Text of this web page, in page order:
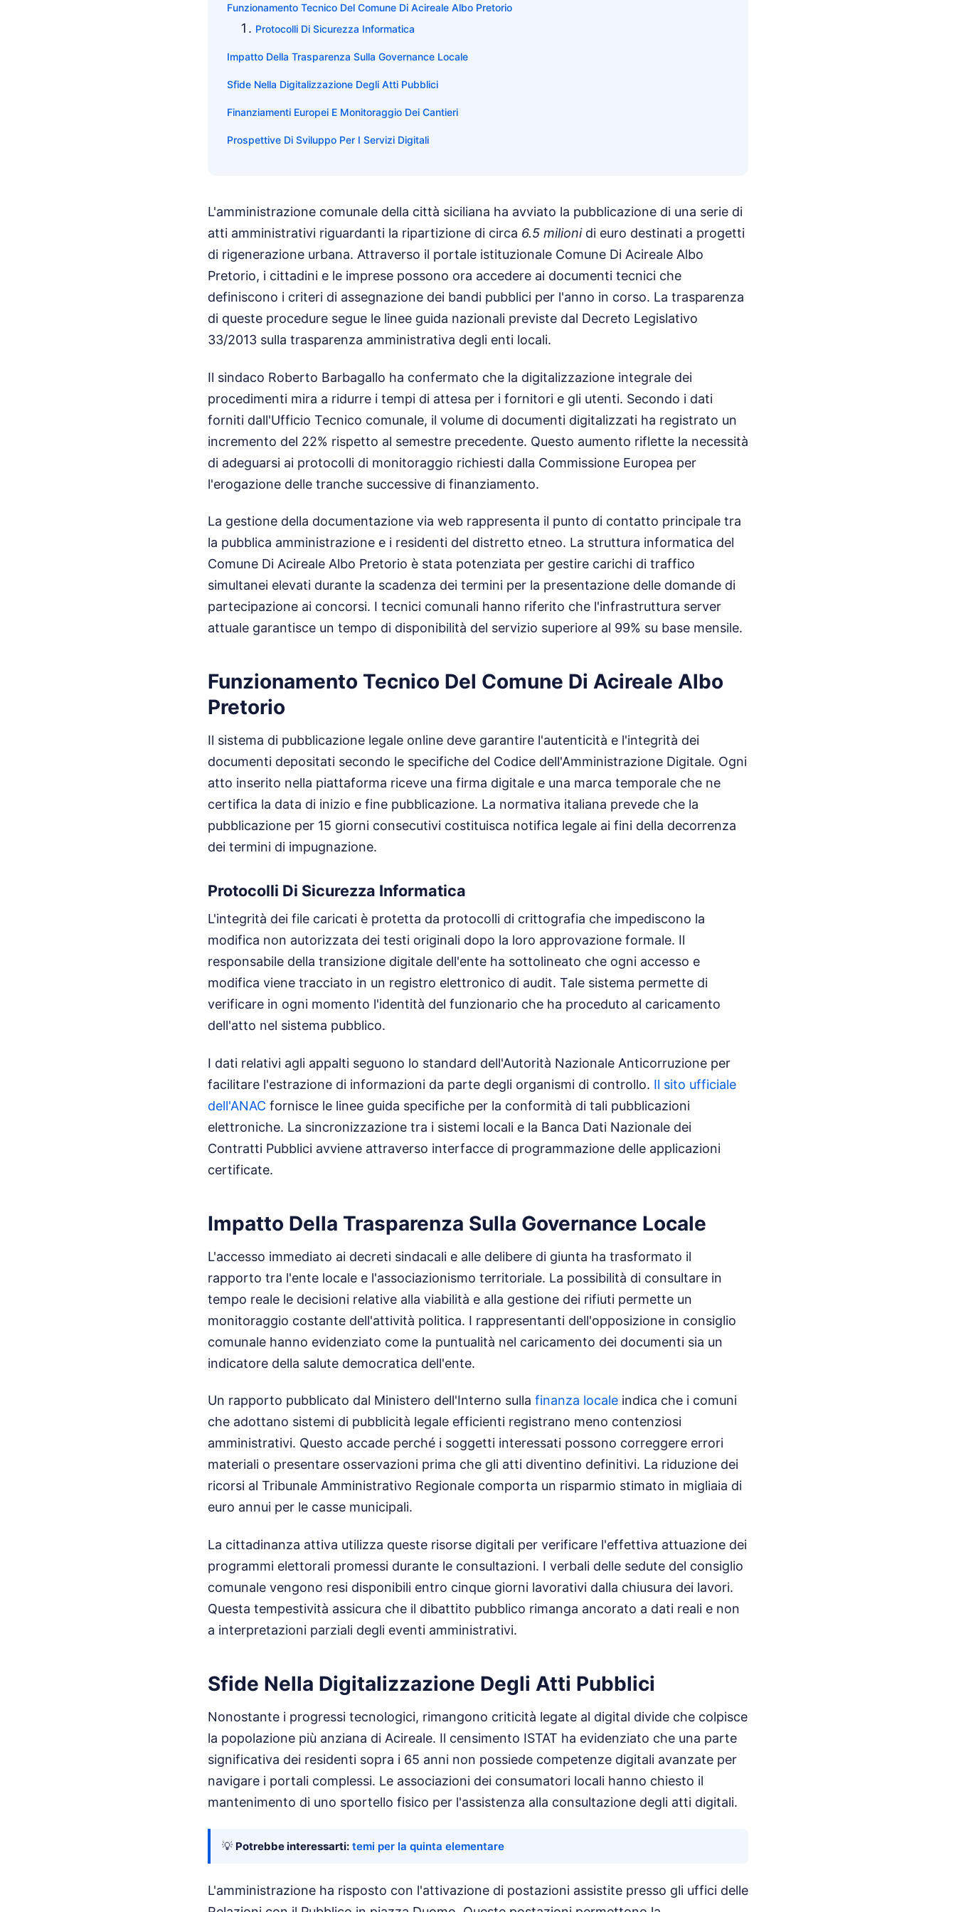
Funzionamento Tecnico Del Comune Di Acireale Albo Pretorio
Protocolli Di Sicurezza Informatica
Impatto Della Trasparenza Sulla Governance Locale
Sfide Nella Digitalizzazione Degli Atti Pubblici
Finanziamenti Europei E Monitoraggio Dei Cantieri
Prospettive Di Sviluppo Per I Servizi Digitali
L'amministrazione comunale della città siciliana ha avviato la pubblicazione di una serie di
atti amministrativi riguardanti la ripartizione di circa 6.5 milionidi euro destinati a progetti
di rigenerazione urbana. Attraverso il portale istituzionale Comune Di Acireale Albo
Pretorio, i cittadini e le imprese possono ora accedere ai documenti tecnici che
definiscono i criteri di assegnazione dei bandi pubblici per l'anno in corso. La trasparenza
di queste procedure segue le linee guida nazionali previste dal Decreto Legislativo
33/2013 sulla trasparenza amministrativa degli enti locali.
Il sindaco Roberto Barbagallo ha confermato che la digitalizzazione integrale dei
procedimenti mira a ridurre i tempi di attesa per i fornitori e gli utenti. Secondo i dati
forniti dall'Ufficio Tecnico comunale, il volume di documenti digitalizzati ha registrato un
incremento del 22% rispetto al semestre precedente. Questo aumento riflette la necessità
di adeguarsi ai protocolli di monitoraggio richiesti dalla Commissione Europea per
l'erogazione delle tranche successive di finanziamento.
La gestione della documentazione via web rappresenta il punto di contatto principale tra
la pubblica amministrazione e i residenti del distretto etneo. La struttura informatica del
Comune Di Acireale Albo Pretorio è stata potenziata per gestire carichi di traffico
simultanei elevati durante la scadenza dei termini per la presentazione delle domande di
partecipazione ai concorsi. I tecnici comunali hanno riferito che l'infrastruttura server
attuale garantisce un tempo di disponibilità del servizio superiore al 99% su base mensile.
Funzionamento Tecnico Del Comune Di Acireale Albo
Pretorio
Il sistema di pubblicazione legale online deve garantire l'autenticità e l'integrità dei
documenti depositati secondo le specifiche del Codice dell'Amministrazione Digitale. Ogni
atto inserito nella piattaforma riceve una firma digitale e una marca temporale che ne
certifica la data di inizio e fine pubblicazione. La normativa italiana prevede che la
pubblicazione per 15 giorni consecutivi costituisca notifica legale ai fini della decorrenza
dei termini di impugnazione.
Protocolli Di Sicurezza Informatica
L'integrità dei file caricati è protetta da protocolli di crittografia che impediscono la
modifica non autorizzata dei testi originali dopo la loro approvazione formale. Il
responsabile della transizione digitale dell'ente ha sottolineato che ogni accesso e
modifica viene tracciato in un registro elettronico di audit. Tale sistema permette di
verificare in ogni momento l'identità del funzionario che ha proceduto al caricamento
dell'atto nel sistema pubblico.
I dati relativi agli appalti seguono lo standard dell'Autorità Nazionale Anticorruzione per
facilitare l'estrazione di informazioni da parte degli organismi di controllo. Il sito ufficiale
dell'ANAC fornisce le linee guida specifiche per la conformità di tali pubblicazioni
elettroniche. La sincronizzazione tra i sistemi locali e la Banca Dati Nazionale dei
Contratti Pubblici avviene attraverso interfacce di programmazione delle applicazioni
certificate.
Impatto Della Trasparenza Sulla Governance Locale
L'accesso immediato ai decreti sindacali e alle delibere di giunta ha trasformato il
rapporto tra l'ente locale e l'associazionismo territoriale. La possibilità di consultare in
tempo reale le decisioni relative alla viabilità e alla gestione dei rifiuti permette un
monitoraggio costante dell'attività politica. I rappresentanti dell'opposizione in consiglio
comunale hanno evidenziato come la puntualità nel caricamento dei documenti sia un
indicatore della salute democratica dell'ente.
Un rapporto pubblicato dal Ministero dell'Interno sulla finanza locale indica che i comuni
che adottano sistemi di pubblicità legale efficienti registrano meno contenziosi
amministrativi. Questo accade perché i soggetti interessati possono correggere errori
materiali o presentare osservazioni prima che gli atti diventino definitivi. La riduzione dei
ricorsi al Tribunale Amministrativo Regionale comporta un risparmio stimato in migliaia di
euro annui per le casse municipali.
La cittadinanza attiva utilizza queste risorse digitali per verificare l'effettiva attuazione dei
programmi elettorali promessi durante le consultazioni. I verbali delle sedute del consiglio
comunale vengono resi disponibili entro cinque giorni lavorativi dalla chiusura dei lavori.
Questa tempestività assicura che il dibattito pubblico rimanga ancorato a dati reali e non
a interpretazioni parziali degli eventi amministrativi.
Sfide Nella Digitalizzazione Degli Atti Pubblici
Nonostante i progressi tecnologici, rimangono criticità legate al digital divide che colpisce
la popolazione più anziana di Acireale. Il censimento ISTAT ha evidenziato che una parte
significativa dei residenti sopra i 65 anni non possiede competenze digitali avanzate per
navigare i portali complessi. Le associazioni dei consumatori locali hanno chiesto il
mantenimento di uno sportello fisico per l'assistenza alla consultazione degli atti digitali.
💡 Potrebbe interessarti: temi per la quinta elementare
L'amministrazione ha risposto con l'attivazione di postazioni assistite presso gli uffici delle